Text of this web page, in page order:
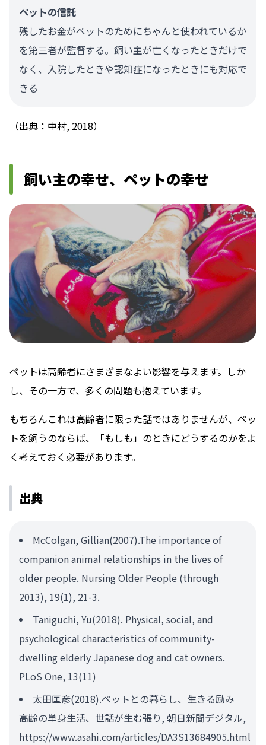
ペットの信託
残したお金がペットのためにちゃんと使われているか
を第三者が監督する。飼い主が亡くなったときだけで
なく、入院したときや認知症になったときにも対応で
きる
（出典：中村, 2018）
飼い主の幸せ、ペットの幸せ
ペットは高齢者にさまざまなよい影響を与えます。しか
し、その一方で、多くの問題も抱えています。
もちろんこれは高齢者に限った話ではありませんが、ペッ
トを飼うのならば、「もしも」のときにどうするのかをよ
く考えておく必要があります。
出典
McColgan, Gillian(2007).The importance of
companion animal relationships in the lives of
older people. Nursing Older People (through
2013), 19(1), 21-3.
Taniguchi, Yu(2018). Physical, social, and
psychological characteristics of community-
dwelling elderly Japanese dog and cat owners.
PLoS One, 13(11)
太田匡彦(2018).ペットとの暮らし、生きる励み
高齢の単身生活、世話が生む張り, 朝日新聞デジタル,
https://www.asahi.com/articles/DA3S13684905.html